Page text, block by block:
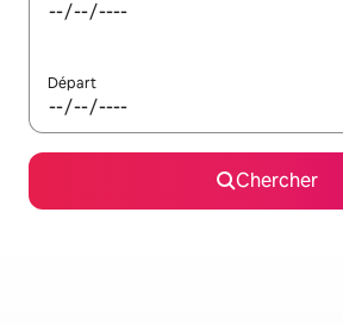
Départ
Chercher